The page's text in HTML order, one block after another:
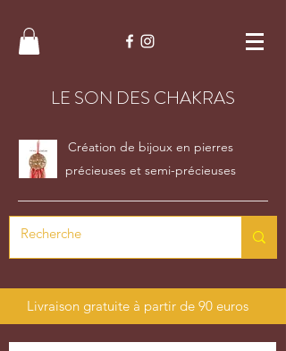
LE SON DES CHAKRAS
Création de bijoux en pierres
précieuses et semi-précieuses
Livraison gratuite à partir de 90 euros